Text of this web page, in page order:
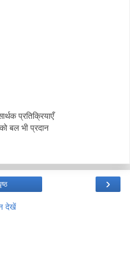
प्रतिक्रियाएँ
बल भी प्रदान
›
देखें